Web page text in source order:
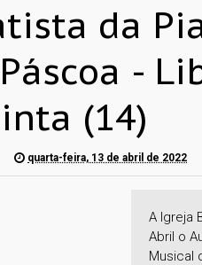
da
-
(14)
quarta-feira, 13 de abril de 2022
A Igreja
Abril o
Musical